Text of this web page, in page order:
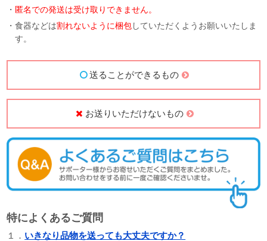
・ 匿名での発送は受け取りできません。
・食器などは割れないように梱包していただくようお願いいたしま
す。
送ることができるもの
お送りいただけないもの
特によくあるご質問
１． いきなり品物を送っても大丈夫ですか？